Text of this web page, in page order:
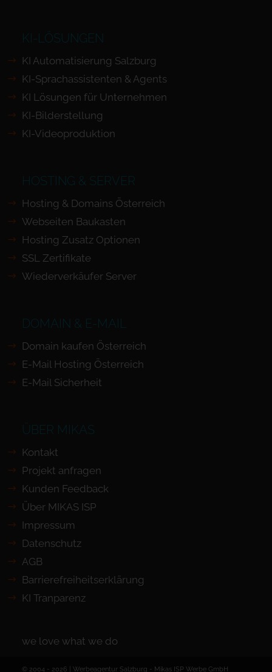
KI-LÖSUNGEN
KI Automatisierung Salzburg
KI-Sprachassistenten & Agents
KI Lösungen für Unternehmen
KI-Bilderstellung
KI-Videoproduktion
HOSTING & SERVER
Hosting & Domains Österreich
Webseiten Baukasten
Hosting Zusatz Optionen
SSL Zertifikate
Wiederverkäufer Server
DOMAIN & E-MAIL
Domain kaufen Österreich
E-Mail Hosting Österreich
E-Mail Sicherheit
ÜBER MIKAS
Kontakt
Projekt anfragen
Kunden Feedback
Über MIKAS ISP
Impressum
Datenschutz
AGB
Barrierefreiheits­erklärung
KI Tranparenz
we love what we do
© 2004 - 2026 | Werbeagentur Salzburg - Mikas ISP Werbe GmbH